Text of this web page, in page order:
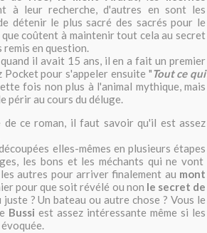
à leur recherche, d'autres en sont les
détenir le plus sacré des sacrés pour le
coûtent à maintenir tout cela au secret
remis en question.
quand il avait 15 ans, il en a fait un premier
Pocket pour s'appeler ensuite "Tout ce qui
fois non plus à l'animal mythique, mais
périr au cours du déluge.
ce roman, il faut savoir qu'il est assez
elles-mêmes en plusieurs étapes
les bons et les méchants qui ne vont
autres pour arriver finalement au mont
pour que soit révélé ou non le secret de
? Un bateau ou autre chose ? Vous le
Bussi est assez intéressante même si les